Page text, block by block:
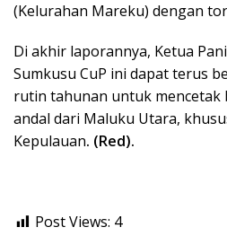
(Kelurahan Mareku) dengan
Di akhir laporannya, Ketua
Sumkusu CuP ini dapat terus
rutin tahunan untuk
andal dari Maluku Utara,
Kepulauan. (Red).
Post Views: 4